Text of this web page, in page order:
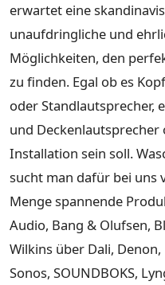
erwartet eine
unaufdringliche und
Möglichkeiten, den
zu finden. Egal ob es
oder Standlautsprecher,
und
Installation sein soll.
sucht man dafür bei uns
Menge spannende
Audio, Bang & Olufsen,
Wilkins über Dali,
Sonos, SOUNDBOKS,